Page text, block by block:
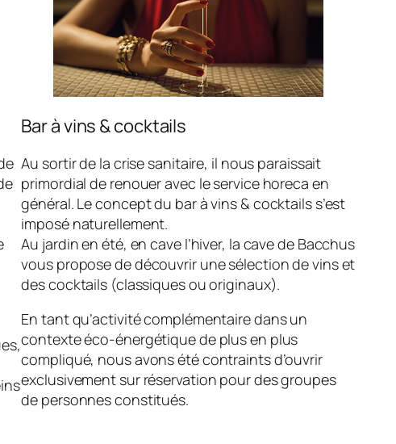
Bar à vins & cocktails
Au sortir de la crise sanitaire, il nous paraissait
primordial de renouer avec le service horeca en
général. Le concept du bar à vins & cocktails s’est
imposé naturellement.
Au jardin en été, en cave l’hiver, la cave de Bacchus
vous propose de découvrir une sélection de vins et
des cocktails (classiques ou originaux).
En tant qu’activité complémentaire dans un
contexte éco-énergétique de plus en plus
compliqué, nous avons été contraints d’ouvrir
exclusivement sur réservation pour des groupes
de personnes constitués.